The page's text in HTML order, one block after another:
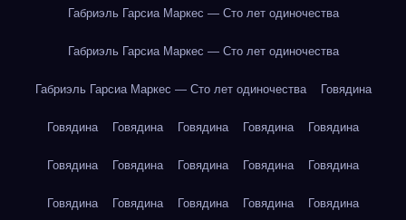
Габриэль Гарсиа Маркес — Сто лет одиночества
Габриэль Гарсиа Маркес — Сто лет одиночества
Габриэль Гарсиа Маркес — Сто лет одиночества Говядина
Говядина Говядина Говядина Говядина Говядина
Говядина Говядина Говядина Говядина Говядина
Говядина Говядина Говядина Говядина Говядина